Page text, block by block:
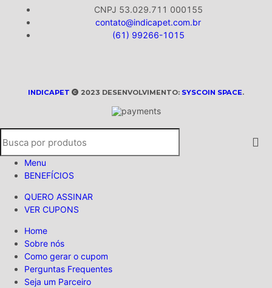
CNPJ 53.029.711 000155
contato@indicapet.com.br
(61) 99266-1015
INDICAPET 2023 DESENVOLVIMENTO: SYSCOIN SPACE.
Menu
BENEFÍCIOS
QUERO ASSINAR
VER CUPONS
Home
Sobre nós
Como gerar o cupom
Perguntas Frequentes
Seja um Parceiro